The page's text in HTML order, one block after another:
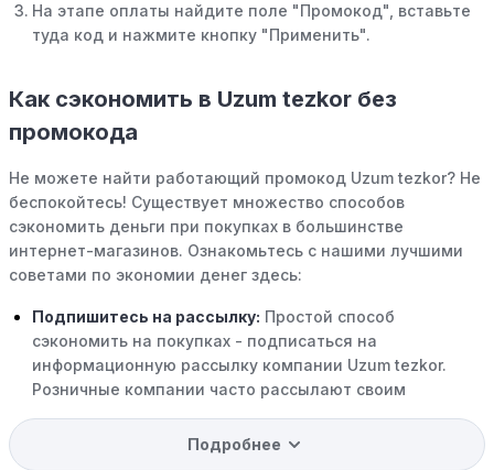
На этапе оплаты найдите поле "Промокод", вставьте
туда код и нажмите кнопку "Применить".
Как сэкономить в Uzum tezkor без
промокода
Не можете найти работающий промокод Uzum tezkor? Не
беспокойтесь! Существует множество способов
сэкономить деньги при покупках в большинстве
интернет-магазинов. Ознакомьтесь с нашими лучшими
советами по экономии денег здесь:
Подпишитесь на рассылку: Простой способ
сэкономить на покупках - подписаться на
информационную рассылку компании Uzum tezkor.
Розничные компании часто рассылают своим
доступ к распродажам.Подробнее